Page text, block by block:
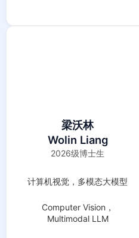
梁沃林
Wolin Liang
2026级博士生
计算机视觉，多模态大模型
Computer Vision，
Multimodal LLM